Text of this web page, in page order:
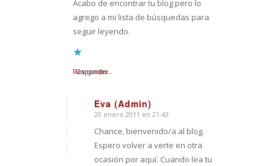
Acabo de encontrar tu blog pero lo
agrego a mi lista de búsquedas para
seguir leyendo.
Cargando...
Responder
Eva (Admin)
Dice:
20 enero 2011 en 21:43
Chance, bienvenido/a al blog.
Espero volver a verte en otra
ocasión por aquí. Cuando lea tu